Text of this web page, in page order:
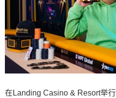
在Landing Casino & Resort举